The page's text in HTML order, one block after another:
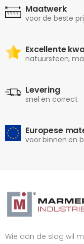
Maatwerk
voor de beste
Excellente
natuursteen,
Levering
snel en correct
Europese
voor binnen en
Wie aan de slag wil